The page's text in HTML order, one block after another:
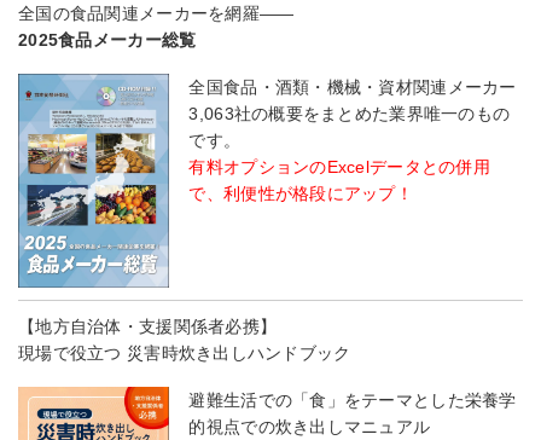
全国の食品関連メーカーを網羅――
2025食品メーカー総覧
全国食品・酒類・機械・資材関連メーカー
3,063社の概要をまとめた業界唯一のもの
です。
有料オプションのExcelデータとの併用
で、利便性が格段にアップ！
【地方自治体・支援関係者必携】
現場で役立つ 災害時炊き出しハンドブック
避難生活での「食」をテーマとした栄養学
的視点での炊き出しマニュアル